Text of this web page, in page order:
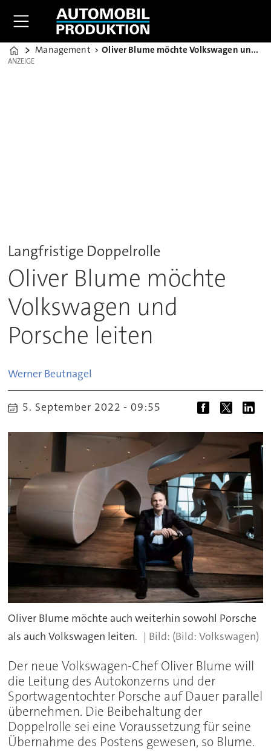
Home
Management Oliver Blume möchte Volkswagen und Porsche leiten
ANZEIGE
ANZEIGE
Langfristige Doppelrolle
Oliver Blume möchte
Volkswagen und
Porsche leiten
Werner Beutnagel
5. September 2022 - 09:55
Oliver Blume möchte auch weiterhin sowohl Porsche
als auch Volkswagen leiten.
(Bild: Volkswagen)
Der neue Volkswagen-Chef Oliver Blume will
die Leitung des Autokonzerns und der
Sportwagentochter Porsche auf Dauer parallel
übernehmen. Die Beibehaltung der
Doppelrolle sei eine Voraussetzung für seine
Übernahme des Postens gewesen, so Blume.